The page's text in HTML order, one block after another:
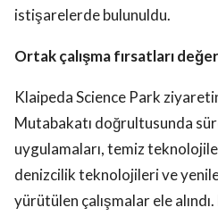
istişarelerde bulunuldu.
Ortak çalışma fırsatları
Klaipeda Science Park
Mutabakatı doğrultusunda
uygulamaları, temiz
denizcilik teknolojileri ve
yürütülen çalışmalar ele